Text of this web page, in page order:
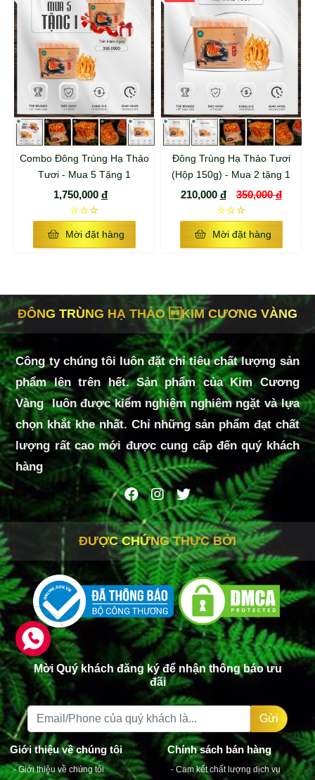
Combo Đông Trùng Hạ Thảo
Tươi - Mua 5 Tặng 1
1,750,000 đ
☆☆☆
Mời đặt hàng
Đông Trùng Hạ Thảo Tươi
(Hộp 150g) - Mua 2 tặng 1
210,000 đ 350,000đ
☆☆☆
Mời đặt hàng
ĐÔNG TRÙNG HẠ THẢO KIM CƯƠNG VÀNG
Công ty chúng tôi luôn đặt chỉ tiêu chất lượng sản
phẩm lên trên hết. Sản phẩm của Kim Cương
Vàng luôn được kiểm nghiệm nghiêm ngặt và lựa
chọn khắt khe nhất. Chỉ những sản phẩm đạt chất
lượng rất cao mới được cung cấp đến quý khách
hàng
ĐƯỢC CHỨNG THỰC BỞI
Mời Quý khách đăng ký để nhận thông báo ưu
đãi
Gửi